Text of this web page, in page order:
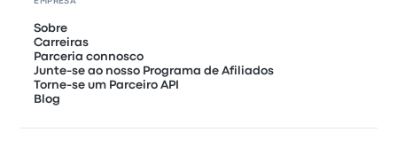
Sobre
Carreiras
Parceria connosco
Junte-se ao nosso Programa de Afiliados
Torne-se um Parceiro API
Blog